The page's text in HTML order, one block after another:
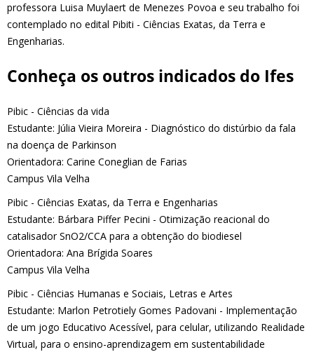
professora Luisa Muylaert de Menezes Povoa e seu trabalho foi
contemplado no edital Pibiti - Ciências Exatas, da Terra e
Engenharias.
Conheça os outros indicados do Ifes
Pibic - Ciências da vida
Estudante: Júlia Vieira Moreira - Diagnóstico do distúrbio da fala
na doença de Parkinson
Orientadora: Carine Coneglian de Farias
Campus Vila Velha
Pibic - Ciências Exatas, da Terra e Engenharias
Estudante: Bárbara Piffer Pecini - Otimização reacional do
catalisador SnO2/CCA para a obtenção do biodiesel
Orientadora: Ana Brígida Soares
Campus Vila Velha
Pibic - Ciências Humanas e Sociais, Letras e Artes
Estudante: Marlon Petrotiely Gomes Padovani - Implementação
de um jogo Educativo Acessível, para celular, utilizando Realidade
Virtual, para o ensino-aprendizagem em sustentabilidade